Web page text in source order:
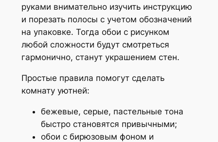
руками внимательно изучить инструкцию
и порезать полосы с учетом обозначений
на упаковке. Тогда обои с рисунком
любой сложности будут смотреться
гармонично, станут украшением стен.
Простые правила помогут сделать
комнату уютней:
бежевые, серые, пастельные тона
быстро становятся привычными;
обои с бирюзовым фоном и